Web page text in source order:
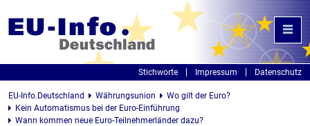
Stichworte Impressum Datenschutz
EU-Info.Deutschland Währungsunion
Wo gilt der Euro?
Kein Automatismus bei der Euro-Einführung
Wann kommen neue Euro-Teilnehmerländer dazu?